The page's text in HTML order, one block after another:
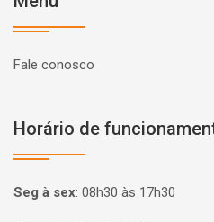
Fale conosco
Horário de
Seg à sex: 08h30 às 17h30